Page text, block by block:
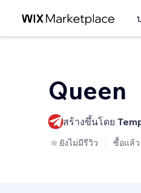
Queen
สร้างขึ้นโดย
ยังไม่มีรีวิว ซื้อแล้ว